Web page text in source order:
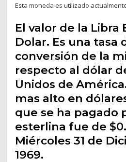
Esta moneda es utilizado
El valor de la Libra
Dolar. Es una tasa
conversión de la
respecto al dólar
Unidos de
mas alto en
que se ha pagado
esterlina fue de
Miércoles 31 de
1969.